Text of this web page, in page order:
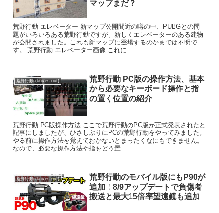
マップまだ？
荒野行動 エレベーター 新マップ公開間近の噂の中、PUBGとの問
題がいろいろある荒野行動ですが、新しくエレベーターのある建物
が公開されました。これも新マップに登場するのかまでは不明で
す。 荒野行動 エレベーター画像 これに...
荒野行動 (knives out)
荒野行動 PC版の操作方法、基本
から必要なキーボード操作と指
の置く位置の紹介
荒野行動 PC版操作方法 ここで荒野行動のPC版が正式発表されたと
記事にしましたが、ひさしぶりにPCの荒野行動をやってみました。
やる前に操作方法を覚えておかないとまったくなにもできません。
なので、必要な操作方法や指をどう置...
荒野行動 (knives out)
荒野行動のモバイル版にもP90が
追加！8/9アップデートで負傷者
搬送と最大15倍率望遠鏡も追加